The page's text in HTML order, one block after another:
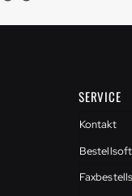
SERVICE
Kontakt